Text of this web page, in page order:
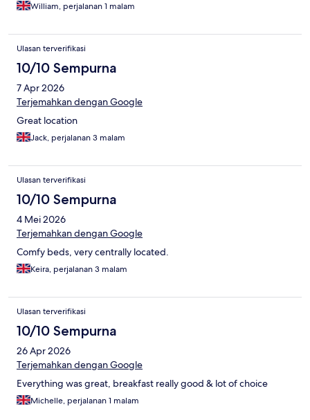
William, perjalanan 1 malam
Ulasan terverifikasi
10/10 Sempurna
7 Apr 2026
Terjemahkan dengan Google
Great location
Jack, perjalanan 3 malam
Ulasan terverifikasi
10/10 Sempurna
4 Mei 2026
Terjemahkan dengan Google
Comfy beds, very centrally located.
Keira, perjalanan 3 malam
Ulasan terverifikasi
10/10 Sempurna
26 Apr 2026
Terjemahkan dengan Google
Everything was great, breakfast really good & lot of choice
Michelle, perjalanan 1 malam